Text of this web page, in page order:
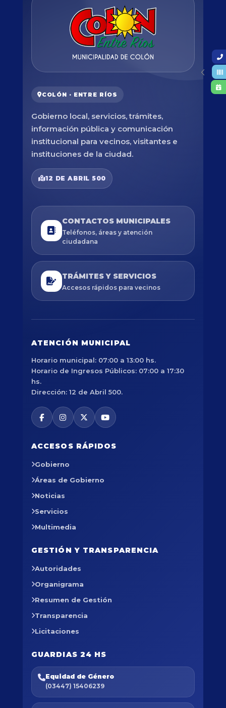
COLÓN · ENTRE RÍOS
Gobierno local, servicios, trámites,
información pública y comunicación
institucional para vecinos, visitantes e
instituciones de la ciudad.
12 DE ABRIL 500
CONTACTOS MUNICIPALES
Teléfonos, áreas y atención
ciudadana
TRÁMITES Y SERVICIOS
Accesos rápidos para vecinos
ATENCIÓN MUNICIPAL
Horario municipal: 07:00 a 13:00 hs.
Horario de Ingresos Públicos: 07:00 a 17:30
hs.
Dirección: 12 de Abril 500.
ACCESOS RÁPIDOS
Gobierno
Áreas de Gobierno
Noticias
Servicios
Multimedia
GESTIÓN Y TRANSPARENCIA
Autoridades
Organigrama
Resumen de Gestión
Transparencia
Licitaciones
GUARDIAS 24 HS
Equidad de Género
(03447) 15406239